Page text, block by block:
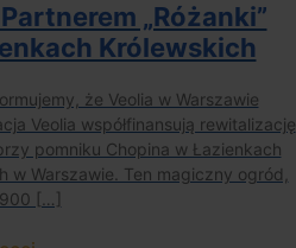
„Różanki”
Królewskich
że Veolia w Warszawie
Veolia współfinansują rewitalizację
przy pomniku Chopina w Łazienkach
w Warszawie. Ten magiczny ogród,
[…]